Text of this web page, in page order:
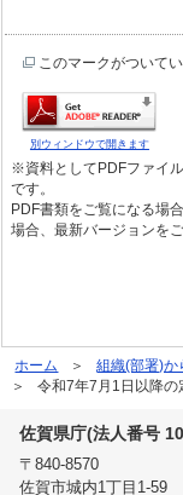
このマークがついて
別ウィンドウで開きます
※資料としてPDFファイ
です。
PDF書類をご覧になる場
場合、最新バージョンを
ホーム 組織(部署)か
令和7年7月1日以降の
佐賀県庁(法人番号
〒840-8570
佐賀市城内1丁目1-59